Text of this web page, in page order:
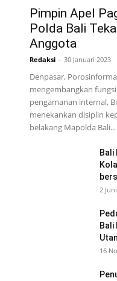
Pimpin Apel
Polda Bali
Anggota
Redaksi - 30 Januari 2023
Denpasar,
mengembangkan
pengamanan internal,
menekankan disiplin
belakang Mapolda Bali...
Bali
2
Bali
16